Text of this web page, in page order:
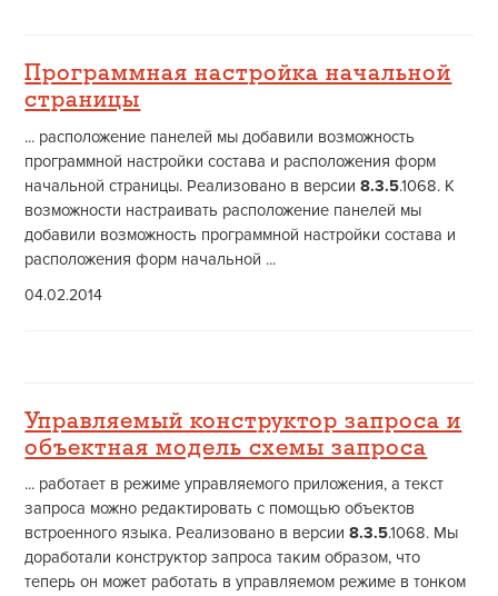
Программная настройка начальной
страницы
... расположение панелей мы добавили возможность
программной настройки состава и расположения форм
начальной страницы. Реализовано в версии8.3.5.1068. К
возможности настраивать расположение панелей мы
добавили возможность программной настройки состава и
расположения форм начальной ...
04.02.2014
Управляемый конструктор запроса и
объектная модель схемы запроса
... работает в режиме управляемого приложения, а текст
запроса можно редактировать с помощью объектов
встроенного языка. Реализовано в версии8.3.5.1068. Мы
доработали конструктор запроса таким образом, что
теперь он может работать в управляемом режиме в тонком